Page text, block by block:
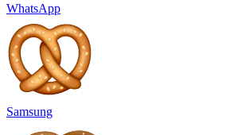
WhatsApp
Samsung